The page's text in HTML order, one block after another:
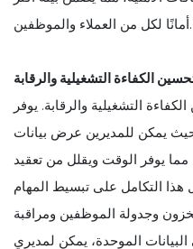
أمانًا لكل من العملاء والموظفين.
الكفاءة التشغيلية والرقابة
التشغيلية والرقابة. يوفر
يمكن للمديرين عرض بيانات
يوفر الوقت ويقلل من تعقيد
هذا التكامل على تبسيط المهام
وجدولة الموظفين ومراقبة
الموحدة، يمكن لمديري